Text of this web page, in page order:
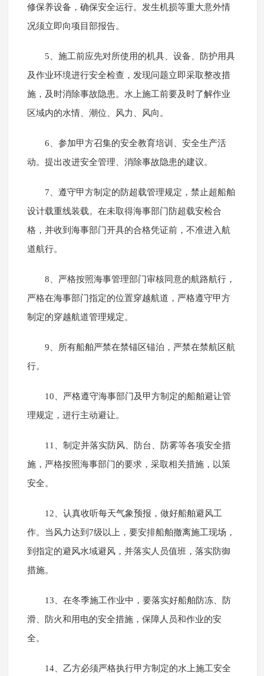
修保养设备，确保安全运行。发生机损等重大意外情
况须立即向项目部报告。
5、施工前应先对所使用的机具、设备、防护用具
及作业环境进行安全检查，发现问题立即采取整改措
施，及时消除事故隐患。水上施工前要及时了解作业
区域内的水情、潮位、风力、风向。
6、参加甲方召集的安全教育培训、安全生产活
动。提出改进安全管理、消除事故隐患的建议。
7、遵守甲方制定的防超载管理规定，禁止超船舶
设计载重线装载。在未取得海事部门防超载安检合
格，并收到海事部门开具的合格凭证前，不准进入航
道航行。
8、严格按照海事管理部门审核同意的航路航行，
严格在海事部门指定的位置穿越航道，严格遵守甲方
制定的穿越航道管理规定。
9、所有船舶严禁在禁锚区锚泊，严禁在禁航区航
行。
10、严格遵守海事部门及甲方制定的船舶避让管
理规定，进行主动避让。
11、制定并落实防风、防台、防雾等各项安全措
施，严格按照海事部门的要求，采取相关措施，以策
安全。
12、认真收听每天气象预报，做好船舶避风工
作。当风力达到7级以上，要安排船舶撤离施工现场，
到指定的避风水域避风，并落实人员值班，落实防御
措施。
13、在冬季施工作业中，要落实好船舶防冻、防
滑、防火和用电的安全措施，保障人员和作业的安
全。
14、乙方必须严格执行甲方制定的水上施工安全